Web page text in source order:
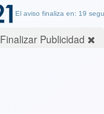
El aviso finaliza en: 18
Finalizar Publicidad